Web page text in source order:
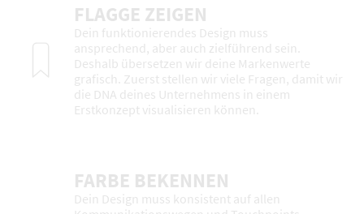
FLAGGE ZEIGEN
Dein funktionierendes Design muss
ansprechend, aber auch zielführend sein.
Deshalb übersetzen wir deine Markenwerte
grafisch. Zuerst stellen wir viele Fragen, damit wir
die DNA deines Unternehmens in einem
Erstkonzept visualisieren können.
FARBE BEKENNEN
Dein Design muss konsistent auf allen